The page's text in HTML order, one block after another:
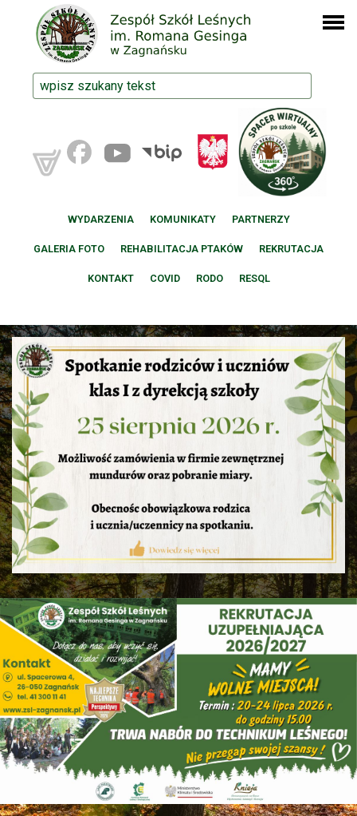
WYDARZENIA KOMUNIKATY PARTNERZY
GALERIA FOTO REHABILITACJA PTAKÓW REKRUTACJA
KONTAKT COVID RODO RESQL